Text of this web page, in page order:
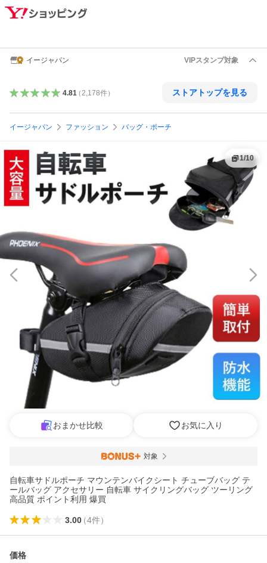
イージャパン VIPスタンプ対象
4.81（ 2,178件） ストアトップを見る
イージャパン ファッション バッグ・ポーチ
1/10
おまかせ比較 お気に入り
対象
自転車サドルポーチ マウンテンバイクシート チューブバッグ テ
ールバッグ アクセサリー 自転車 サイクリングバッグ ツーリング
高品質 ポイント利用 爆買
3.00（4件）
価格